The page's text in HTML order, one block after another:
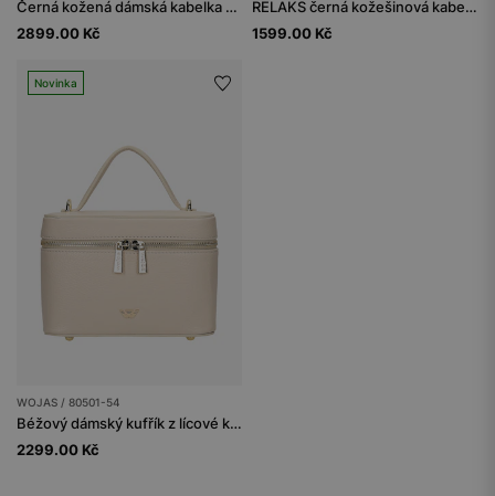
Černá kožená dámská kabelka se stříbrnými detaily
2899.00 Kč
RELAKS černá kožešinová kabelka-kufřík
1599.00 Kč
Novinka
WOJAS / 80501-54
Béžový dámský kufřík z lícové kůže
2299.00 Kč